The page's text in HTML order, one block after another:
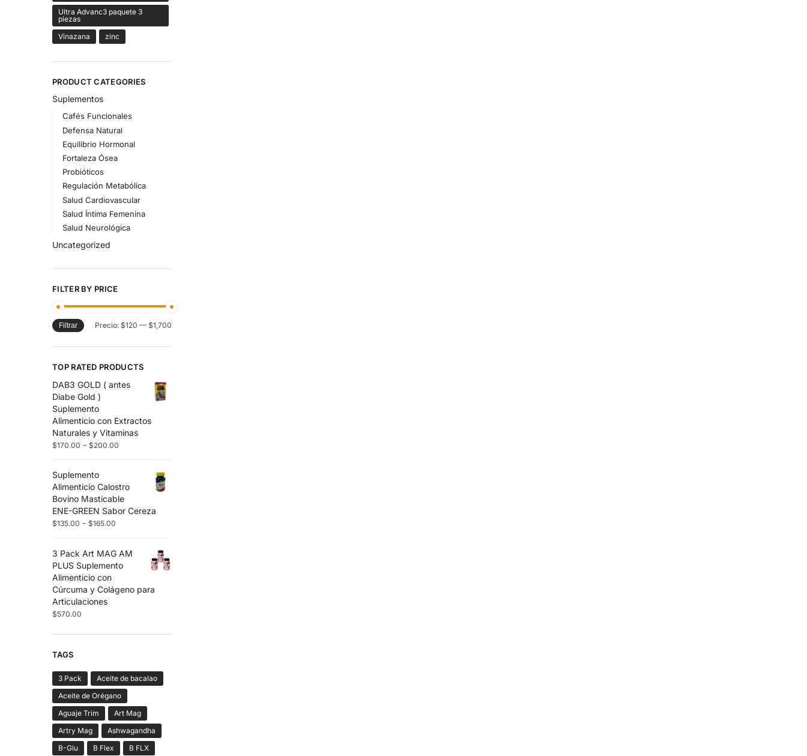
Ultra Advanc3 paquete 3
piezas
Vinazana
zinc
PRODUCT CATEGORIES
Suplementos
Cafés Funcionales
Defensa Natural
Equilibrio Hormonal
Fortaleza Ósea
Probióticos
Regulación Metabólica
Salud Cardiovascular
Salud Íntima Femenina
Salud Neurológica
Uncategorized
FILTER BY PRICE
Filtrar Precio: $120 — $1,700
TOP RATED PRODUCTS
DAB3 GOLD ( antes
Diabe Gold )
Suplemento
Alimenticio con Extractos
Naturales y Vitaminas
$170.00 - $200.00
Suplemento
Alimenticio Calostro
Bovino Masticable
ENE-GREEN Sabor Cereza
$135.00 - $165.00
3 Pack Art MAG AM
PLUS Suplemento
Alimenticio con
Cúrcuma y Colágeno para
Articulaciones
$570.00
TAGS
3 Pack
Aceite de bacalao
Aceite de Orégano
Aguaje Trim
Art Mag
Artry Mag
Ashwagandha
B-Glu
B Flex B FLX